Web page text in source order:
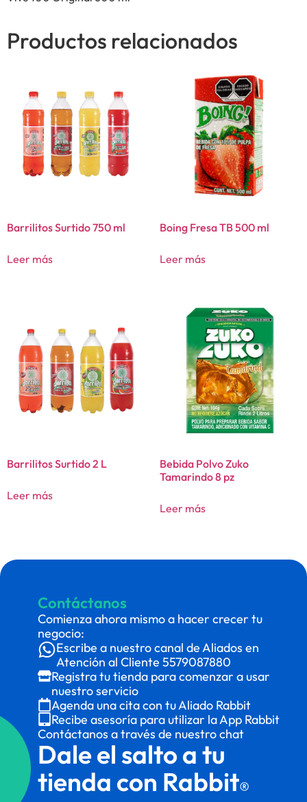
Productos relacionados
Barrilitos Surtido 750 ml
Leer más
Boing Fresa TB 500 ml
Leer más
Barrilitos Surtido 2 L
Leer más
Bebida Polvo Zuko
Tamarindo 8 pz
Leer más
Contáctanos
Comienza ahora mismo a hacer crecer tu
negocio:
Escribe a nuestro canal de Aliados en
Atención al Cliente 5579087880
Registra tu tienda para comenzar a usar
nuestro servicio
Agenda una cita con tu Aliado Rabbit
Recibe asesoría para utilizar la App Rabbit
Contáctanos a través de nuestro chat
Dale el salto a tu
tienda con Rabbit®